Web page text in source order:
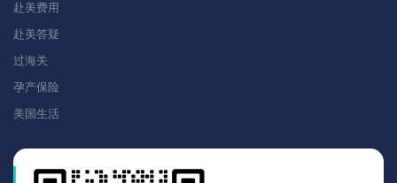
赴美费用
赴美答疑
过海关
孕产保险
美国生活